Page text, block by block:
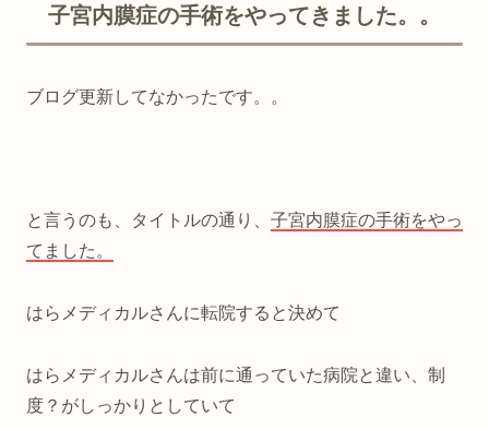
子宮内膜症の手術をやってきました。。
ブログ更新してなかったです。。
と言うのも、タイトルの通り、 子宮内膜症の手術をやっ
てました。
はらメディカルさんに転院すると決めて
はらメディカルさんは前に通っていた病院と違い、制
度？がしっかりとしていて